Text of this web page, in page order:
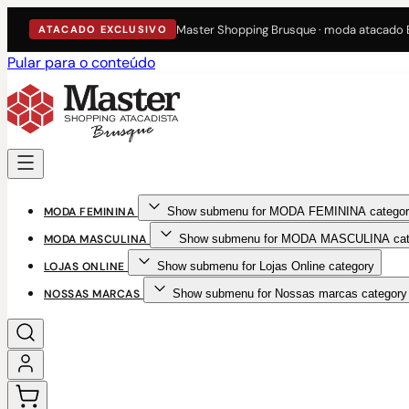
ATACADO EXCLUSIVO Master Shopping Brusque · moda atacado
Pular para o conteúdo
MODA FEMININA Show submenu for MODA FEMININA
MODA MASCULINA Show submenu for MODA MASCULINA
LOJAS ONLINE Show submenu for Lojas Online category
NOSSAS MARCAS Show submenu for Nossas marcas category